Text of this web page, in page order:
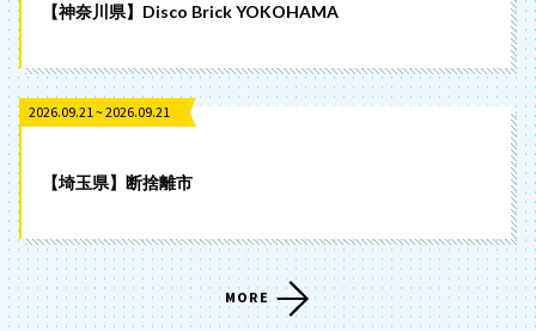
【神奈川県】Disco Brick YOKOHAMA
2026.09.21 ~ 2026.09.21
【埼玉県】断捨離市
MORE